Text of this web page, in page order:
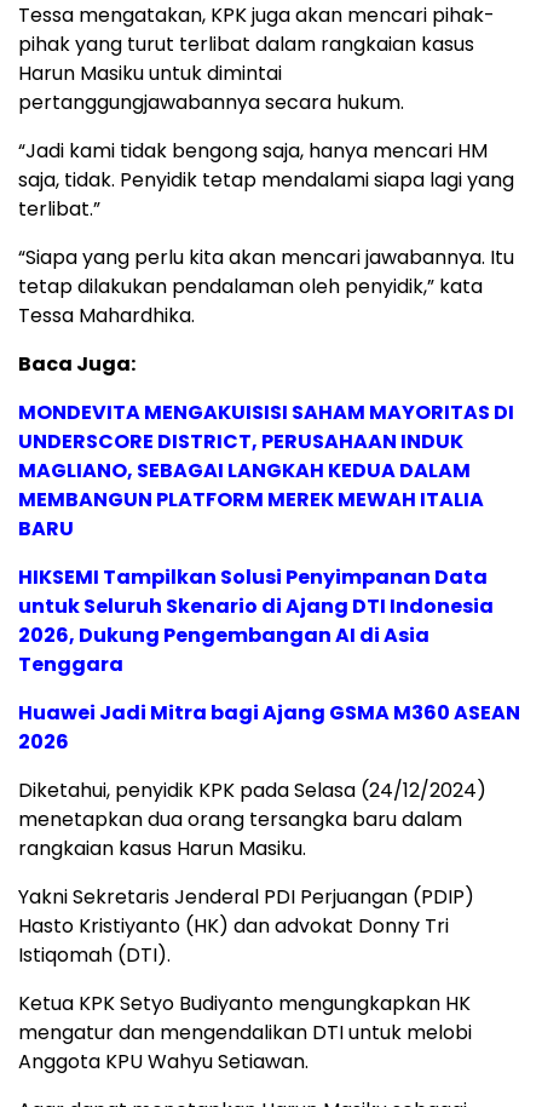
Tessa mengatakan, KPK juga akan mencari pihak-
pihak yang turut terlibat dalam rangkaian kasus
Harun Masiku untuk dimintai
pertanggungjawabannya secara hukum.
“Jadi kami tidak bengong saja, hanya mencari HM
saja, tidak. Penyidik tetap mendalami siapa lagi yang
terlibat.”
“Siapa yang perlu kita akan mencari jawabannya. Itu
tetap dilakukan pendalaman oleh penyidik,” kata
Tessa Mahardhika.
Baca Juga:
MONDEVITA MENGAKUISISI SAHAM MAYORITAS DI
UNDERSCORE DISTRICT, PERUSAHAAN INDUK
MAGLIANO, SEBAGAI LANGKAH KEDUA DALAM
MEMBANGUN PLATFORM MEREK MEWAH ITALIA
BARU
HIKSEMI Tampilkan Solusi Penyimpanan Data
untuk Seluruh Skenario di Ajang DTI Indonesia
2026, Dukung Pengembangan AI di Asia
Tenggara
Huawei Jadi Mitra bagi Ajang GSMA M360 ASEAN
2026
Diketahui, penyidik KPK pada Selasa (24/12/2024)
menetapkan dua orang tersangka baru dalam
rangkaian kasus Harun Masiku.
Yakni Sekretaris Jenderal PDI Perjuangan (PDIP)
Hasto Kristiyanto (HK) dan advokat Donny Tri
Istiqomah (DTI).
Ketua KPK Setyo Budiyanto mengungkapkan HK
mengatur dan mengendalikan DTI untuk melobi
Anggota KPU Wahyu Setiawan.